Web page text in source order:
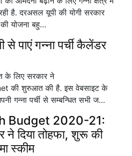
है. दरअसल यूपी की योगी सरकार
योजना बहु…
पाएं गन्ना पर्ची कैलेंडर
के लिए सरकार ने
की शुरुआत की है. इस वेबसाइट के
गन्ना पर्ची से सम्बन्धित सभी ज…
Budget 2020-21:
ने दिया तोहफा, शुरू की
स्कीम